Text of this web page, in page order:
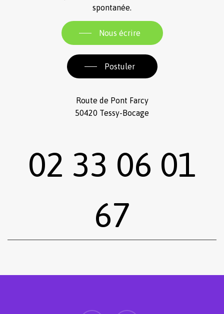
spontanée.
Nous écrire
Postuler
Route de Pont Farcy
50420 Tessy-Bocage
02 33 06 01
67